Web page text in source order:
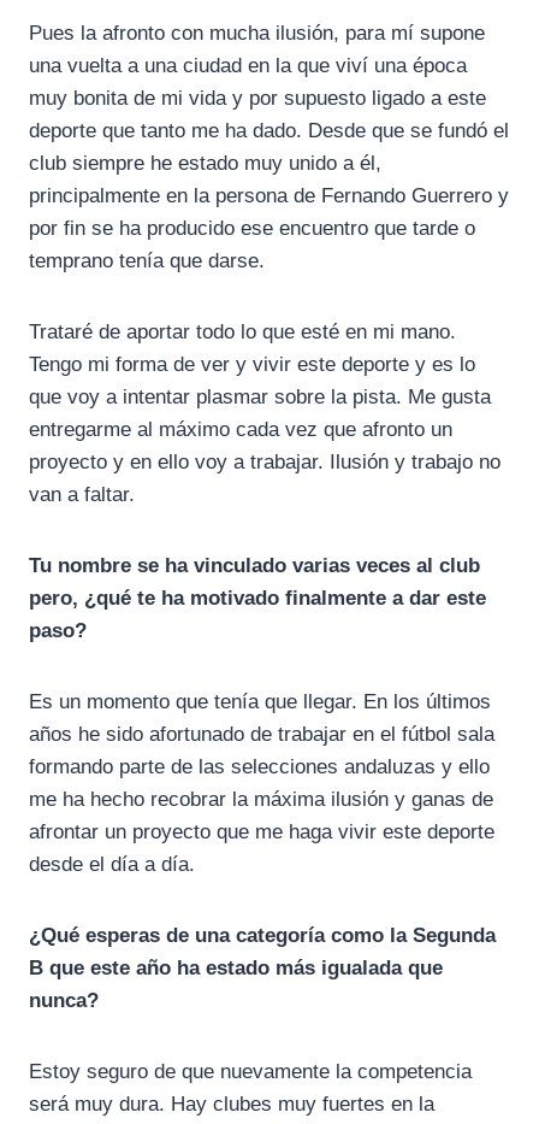
Pues la afronto con mucha ilusión, para mí supone
una vuelta a una ciudad en la que viví una época
muy bonita de mi vida y por supuesto ligado a este
deporte que tanto me ha dado. Desde que se fundó el
club siempre he estado muy unido a él,
principalmente en la persona de Fernando Guerrero y
por fin se ha producido ese encuentro que tarde o
temprano tenía que darse.
Trataré de aportar todo lo que esté en mi mano.
Tengo mi forma de ver y vivir este deporte y es lo
que voy a intentar plasmar sobre la pista. Me gusta
entregarme al máximo cada vez que afronto un
proyecto y en ello voy a trabajar. Ilusión y trabajo no
van a faltar.
Tu nombre se ha vinculado varias veces al club
pero, ¿qué te ha motivado finalmente a dar este
paso?
Es un momento que tenía que llegar. En los últimos
años he sido afortunado de trabajar en el fútbol sala
formando parte de las selecciones andaluzas y ello
me ha hecho recobrar la máxima ilusión y ganas de
afrontar un proyecto que me haga vivir este deporte
desde el día a día.
¿Qué esperas de una categoría como la Segunda
B que este año ha estado más igualada que
nunca?
Estoy seguro de que nuevamente la competencia
será muy dura. Hay clubes muy fuertes en la